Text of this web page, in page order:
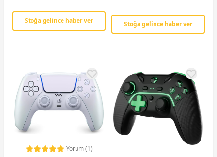
Stoğa gelince haber ver Stoğa gelince haber ver
Yorum (1)